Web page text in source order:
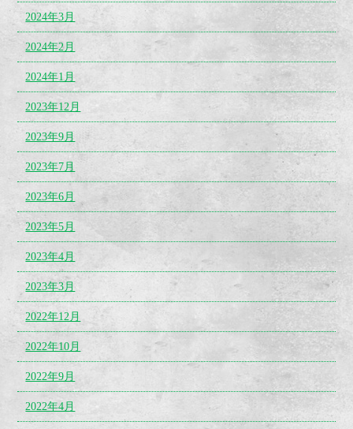
2024年3月
2024年2月
2024年1月
2023年12月
2023年9月
2023年7月
2023年6月
2023年5月
2023年4月
2023年3月
2022年12月
2022年10月
2022年9月
2022年4月